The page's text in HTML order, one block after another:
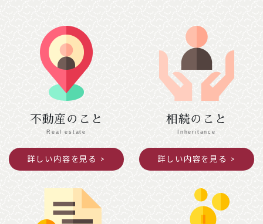
【綾部市】（変更前）あやべ・日東精工アリー
ナ → （変更後）綾部市I・Tビル ３階研修
室Ａ・Ｂ
２月１０日（火）
【京都市 中京区役所】（変更前）４階第１会
議室 → （変更後）３階会議室
２月１２日（木）
【京都市 北区役所】（変更前）３階第４・
５会議室 → （変更後）本庁舎２階第２会議
室、西庁舎２階会議室
2025年12月04日
不動産のこと
Real estate
詳しい内容を見る
相続のこと
Inheritance
詳しい内容を見る